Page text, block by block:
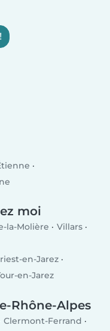
moi
la-Molière
Villars
en-Jarez
en-Jarez
Rhône-Alpes
Clermont-Ferrand